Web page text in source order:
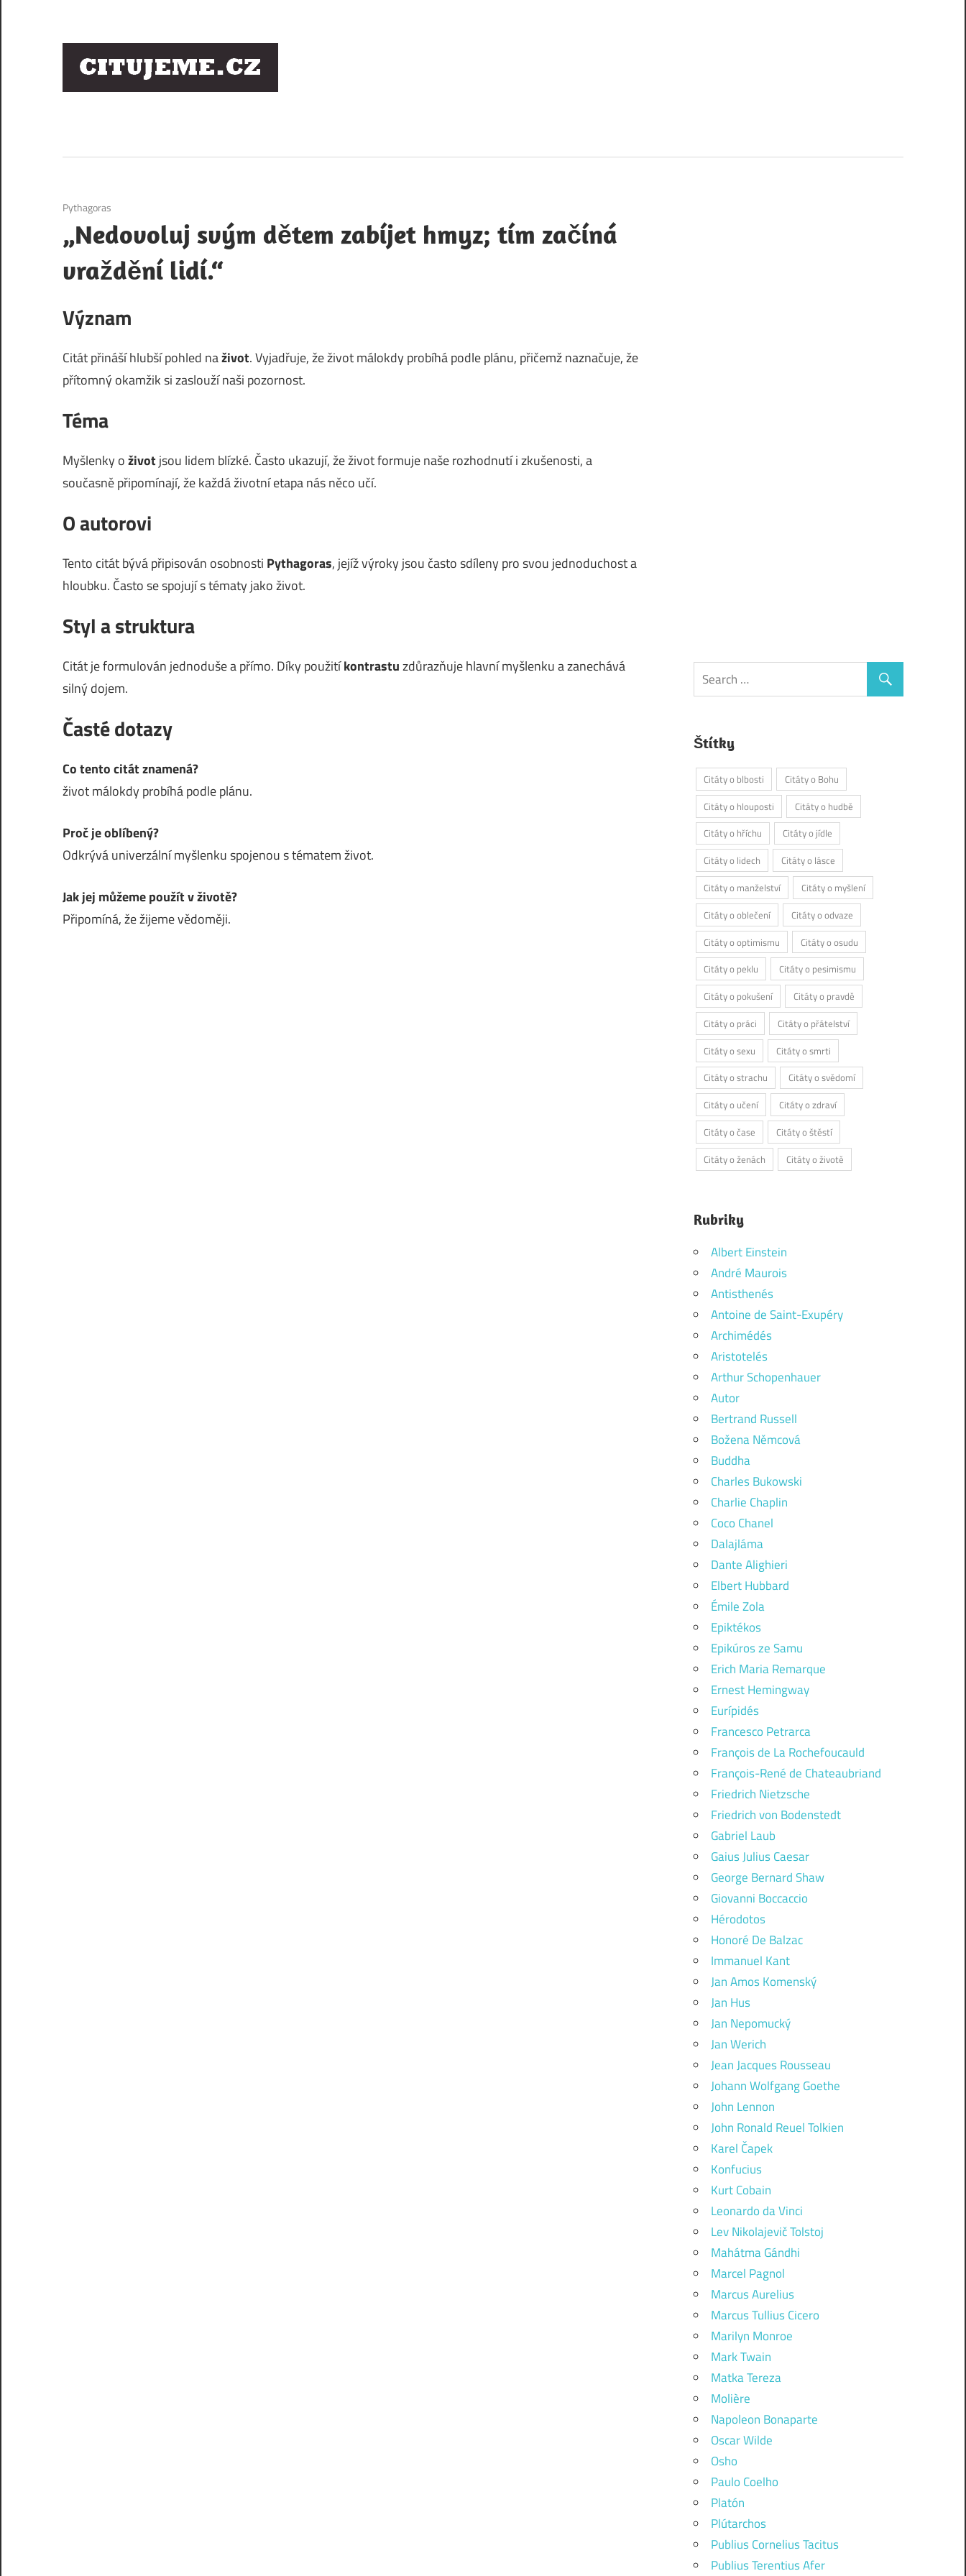
osobností
1. 12. 2020
Pythagoras
„Nedovoluj svým dětem zabíjet hmyz; tím začíná
vraždění lidí.“
Význam
Citát přináší hlubší pohled naživot. Vyjadřuje, že život málokdy probíhá podle plánu, přičemž naznačuje, že
přítomný okamžik si zaslouží naši pozornost.
Téma
Myšlenky oživot jsou lidem blízké. Často ukazují, že život formuje naše rozhodnutí i zkušenosti, a
současně připomínají, že každá životní etapa nás něco učí.
O autorovi
Tento citát bývá připisován osobnosti Pythagoras, jejíž výroky jsou často sdíleny pro svou jednoduchost a
hloubku. Často se spojují s tématy jako život.
Styl a struktura
Citát je formulován jednoduše a přímo. Díky použitíkontrastuzdůrazňuje hlavní myšlenku a zanechává
silný dojem.
Časté dotazy
Co tento citát znamená?
život málokdy probíhá podle plánu.
Proč je oblíbený?
Odkrývá univerzální myšlenku spojenou s tématem život.
Jak jej můžeme použít v životě?
Připomíná, že žijeme vědoměji.
Štítky
Citáty o blbosti
Citáty o Bohu
Citáty o hlouposti
Citáty o hudbě
Citáty o hříchu
Citáty o jídle
Citáty o lidech
Citáty o lásce
Citáty o manželství
Citáty o myšlení
Citáty o oblečení
Citáty o odvaze
Citáty o optimismu
Citáty o osudu
Citáty o peklu
Citáty o pesimismu
Citáty o pokušení
Citáty o pravdě
Citáty o práci
Citáty o přátelství
Citáty o sexu
Citáty o smrti
Citáty o strachu
Citáty o svědomí
Citáty o učení
Citáty o zdraví
Citáty o čase
Citáty o štěstí
Citáty o ženách
Citáty o životě
Rubriky
Albert Einstein
André Maurois
Antisthenés
Antoine de Saint-Exupéry
Archimédés
Aristotelés
Arthur Schopenhauer
Autor
Bertrand Russell
Božena Němcová
Buddha
Charles Bukowski
Charlie Chaplin
Coco Chanel
Dalajláma
Dante Alighieri
Elbert Hubbard
Émile Zola
Epiktékos
Epikúros ze Samu
Erich Maria Remarque
Ernest Hemingway
Eurípidés
Francesco Petrarca
François de La Rochefoucauld
François-René de Chateaubriand
Friedrich Nietzsche
Friedrich von Bodenstedt
Gabriel Laub
Gaius Julius Caesar
George Bernard Shaw
Giovanni Boccaccio
Hérodotos
Honoré De Balzac
Immanuel Kant
Jan Amos Komenský
Jan Hus
Jan Nepomucký
Jan Werich
Jean Jacques Rousseau
Johann Wolfgang Goethe
John Lennon
John Ronald Reuel Tolkien
Karel Čapek
Konfucius
Kurt Cobain
Leonardo da Vinci
Lev Nikolajevič Tolstoj
Mahátma Gándhi
Marcel Pagnol
Marcus Aurelius
Marcus Tullius Cicero
Marilyn Monroe
Mark Twain
Matka Tereza
Molière
Napoleon Bonaparte
Oscar Wilde
Osho
Paulo Coelho
Platón
Plútarchos
Publius Cornelius Tacitus
Publius Terentius Afer